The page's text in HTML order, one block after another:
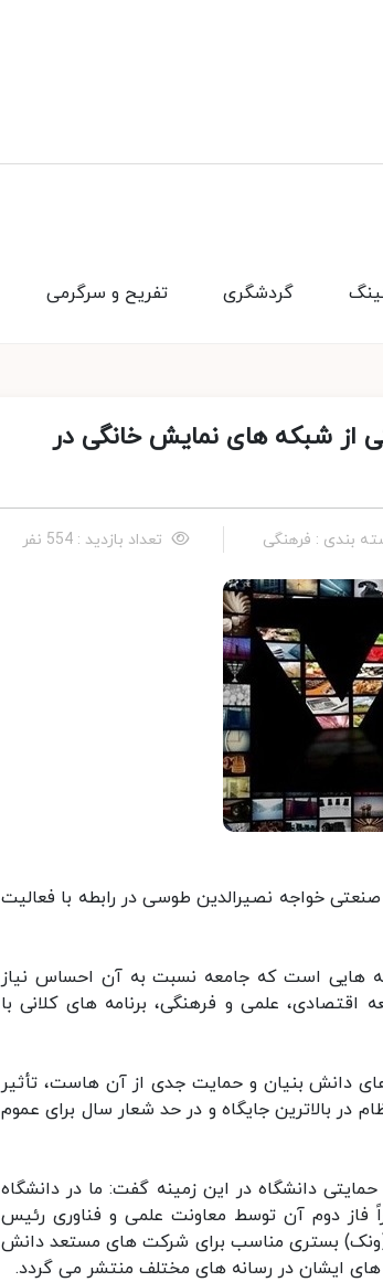
تفریح و سرگرمی گردشگری
از شبکه های نمایش خانگی در
بندی : فرهنگی تعداد بازدید : 554 نفر
خواجه نصیرالدین طوسی در رابطه با فعالیت
هایی است که جامعه نسبت به آن احساس نیاز
اقتصادی، علمی و فرهنگی، برنامه های کلانی با
دانش بنیان و حمایت جدی از آن هاست، تأثیر
بالاترین جایگاه و در حد شعار سال برای عموم
دانشگاه در این زمینه گفت: ما در دانشگاه
فاز دوم آن توسط معاونت علمی و فناوری رئیس
بستری مناسب برای شرکت های مستعد دانش
های ایشان در رسانه های مختلف منتشر می گردد.